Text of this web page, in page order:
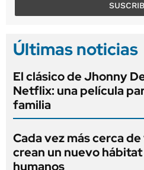
Últimas noticias
El clásico de Jhonny
Netflix: una película
familia
Cada vez más cerca
crean un nuevo
humanos